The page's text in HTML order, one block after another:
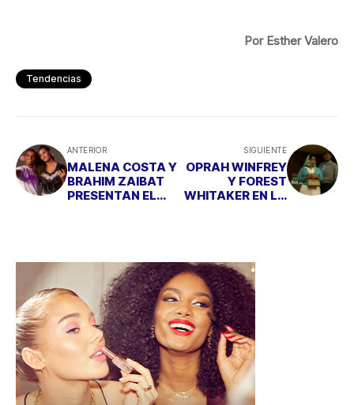
Por Esther Valero
Tendencias
ANTERIOR
MALENA COSTA Y
BRAHIM ZAIBAT
PRESENTAN EL
SIGUIENTE
OPRAH WINFREY
Y FOREST
WHITAKER EN LA